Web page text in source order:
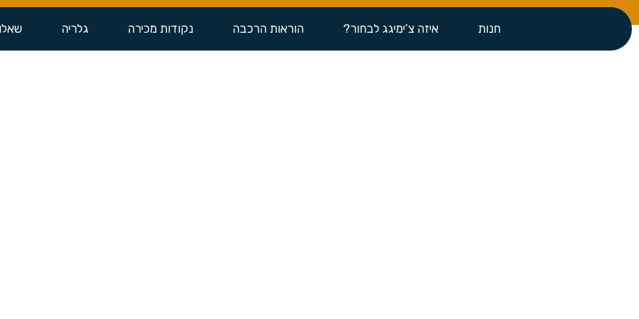
חנות איזה צ’ימיגג לבחור? הוראות הרכבה נקודות מכירה גלריה